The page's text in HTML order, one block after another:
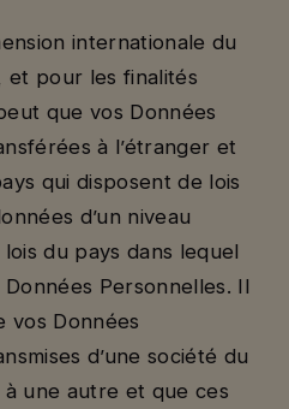
internationale du
et pour les finalités
que vos Données
à l’étranger et
qui disposent de lois
d’un niveau
du pays dans lequel
Personnelles. Il
vos Données
d’une société du
une autre et que ces